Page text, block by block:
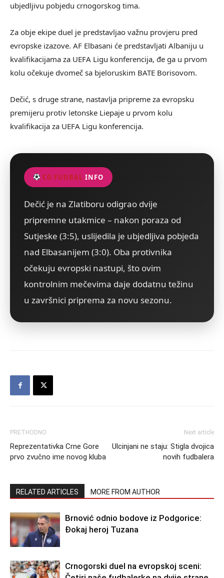
ubjedljivu pobjedu crnogorskog tima.
Za obje ekipe duel je predstavljao važnu provjeru pred
evropske izazove. AF Elbasani će predstavljati Albaniju u
kvalifikacijama za UEFA Ligu konferencija, đe ga u prvom
kolu očekuje dvomeč sa bjeloruskim BATE Borisovom.
Dečić, s druge strane, nastavlja pripreme za evropsku
premijeru protiv letonske Liepaje u prvom kolu
kvalifikacija za UEFA Ligu konferencija.
CG FUDBAL INFO
Dečić je na Zlatiboru odigrao dvije
pripremne utakmice – nakon poraza od
Sutjeske (3:5), uslijedila je ubjedljiva pobjeda
nad Elbasanijem (3:0). Oba protivnika
očekuju evropski nastupi, što ovim
kontrolnim mečevima daje dodatnu težinu
u završnici priprema za novu sezonu.
PRETHODNO
Reprezentativka Crne Gore
prvo zvučno ime novog kluba
Next article
Ulcinjani ne staju: Stigla dvojica
novih fudbalera
RELATED ARTICLES MORE FROM AUTHOR
Brnović odnio bodove iz Podgorice:
Đokaj heroj Tuzana
Crnogorski duel na evropskoj sceni: